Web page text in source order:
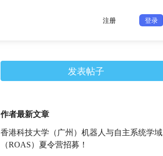
注册 登录
发表帖子
作者最新文章
香港科技大学（广州）机器人与自主系统学域
（ROAS）夏令营招募！